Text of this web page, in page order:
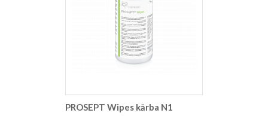
PROSEPT Wipes kārba N1